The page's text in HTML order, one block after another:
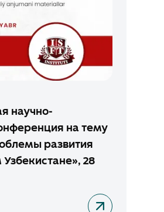
научно-
на тему
развития
28